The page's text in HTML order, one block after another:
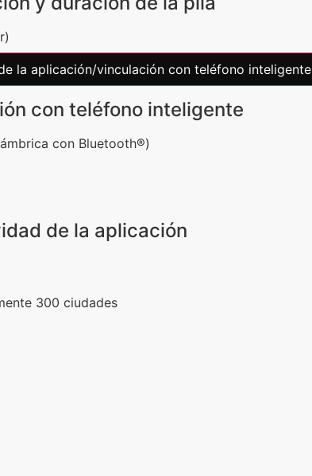
la aplicación/vinculación con teléfono inteligente
con teléfono inteligente
con Bluetooth®)
de la aplicación
300 ciudades